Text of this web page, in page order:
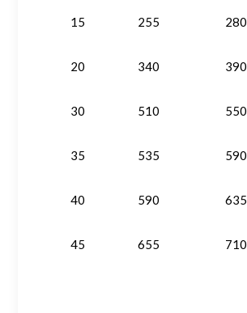
15 255 280
20 340 390
30 510 550
35 535 590
40 590 635
45 655 710